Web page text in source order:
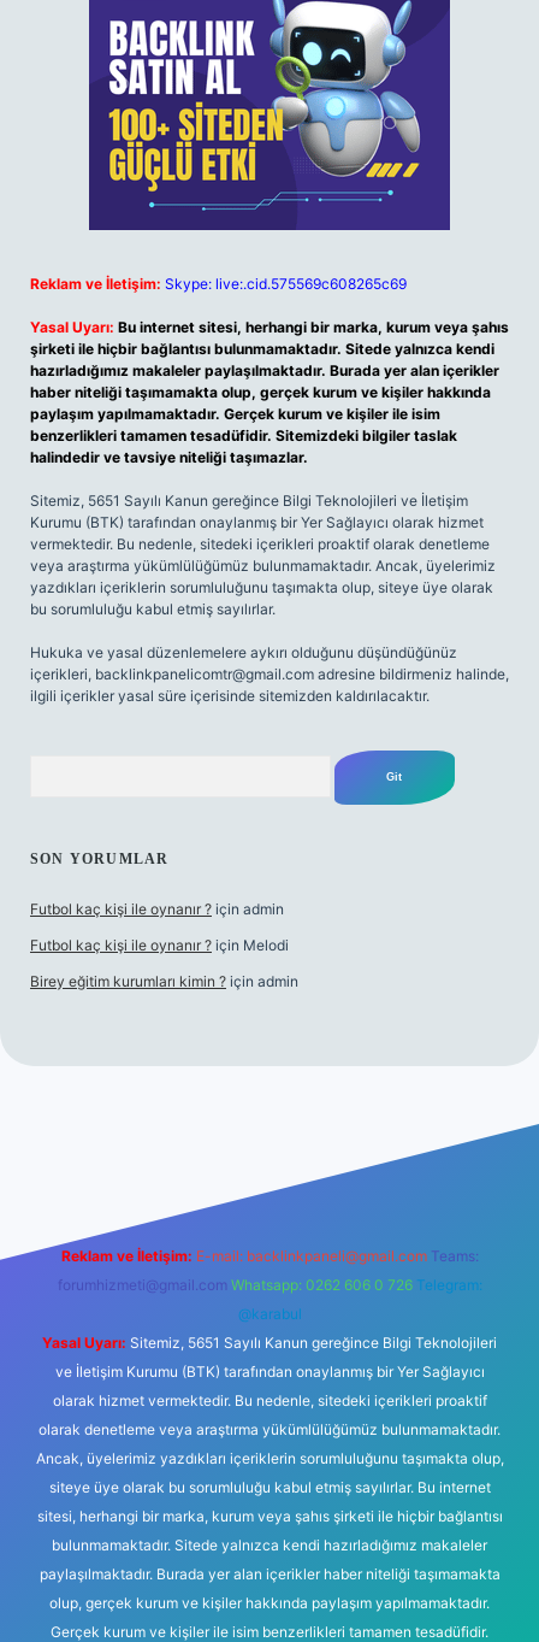
Reklam ve İletişim: Skype: live:.cid.575569c608265c69
Yasal Uyarı: Bu internet sitesi, herhangi bir marka, kurum veya şahıs
şirketi ile hiçbir bağlantısı bulunmamaktadır. Sitede yalnızca kendi
hazırladığımız makaleler paylaşılmaktadır. Burada yer alan içerikler
haber niteliği taşımamakta olup, gerçek kurum ve kişiler hakkında
paylaşım yapılmamaktadır. Gerçek kurum ve kişiler ile isim
benzerlikleri tamamen tesadüfidir. Sitemizdeki bilgiler taslak
halindedir ve tavsiye niteliği taşımazlar.
Sitemiz, 5651 Sayılı Kanun gereğince Bilgi Teknolojileri ve İletişim
Kurumu (BTK) tarafından onaylanmış bir Yer Sağlayıcı olarak hizmet
vermektedir. Bu nedenle, sitedeki içerikleri proaktif olarak denetleme
veya araştırma yükümlülüğümüz bulunmamaktadır. Ancak, üyelerimiz
yazdıkları içeriklerin sorumluluğunu taşımakta olup, siteye üye olarak
bu sorumluluğu kabul etmiş sayılırlar.
Hukuka ve yasal düzenlemelere aykırı olduğunu düşündüğünüz
içerikleri, backlinkpanelicomtr@gmail.com adresine bildirmeniz halinde,
ilgili içerikler yasal süre içerisinde sitemizden kaldırılacaktır.
SON YORUMLAR
Futbol kaç kişi ile oynanır ? için admin
Futbol kaç kişi ile oynanır ? için Melodi
Birey eğitim kurumları kimin ? için admin
Reklam ve İletişim: E-mail: backlinkpaneli@gmail.com Teams:
forumhizmeti@gmail.com Whatsapp: 0262 606 0 726 Telegram:
@karabul
Yasal Uyarı: Sitemiz, 5651 Sayılı Kanun gereğince Bilgi Teknolojileri
ve İletişim Kurumu (BTK) tarafından onaylanmış bir Yer Sağlayıcı
olarak hizmet vermektedir. Bu nedenle, sitedeki içerikleri proaktif
olarak denetleme veya araştırma yükümlülüğümüz bulunmamaktadır.
Ancak, üyelerimiz yazdıkları içeriklerin sorumluluğunu taşımakta olup,
siteye üye olarak bu sorumluluğu kabul etmiş sayılırlar. Bu internet
sitesi, herhangi bir marka, kurum veya şahıs şirketi ile hiçbir bağlantısı
bulunmamaktadır. Sitede yalnızca kendi hazırladığımız makaleler
paylaşılmaktadır. Burada yer alan içerikler haber niteliği taşımamakta
olup, gerçek kurum ve kişiler hakkında paylaşım yapılmamaktadır.
Gerçek kurum ve kişiler ile isim benzerlikleri tamamen tesadüfidir.